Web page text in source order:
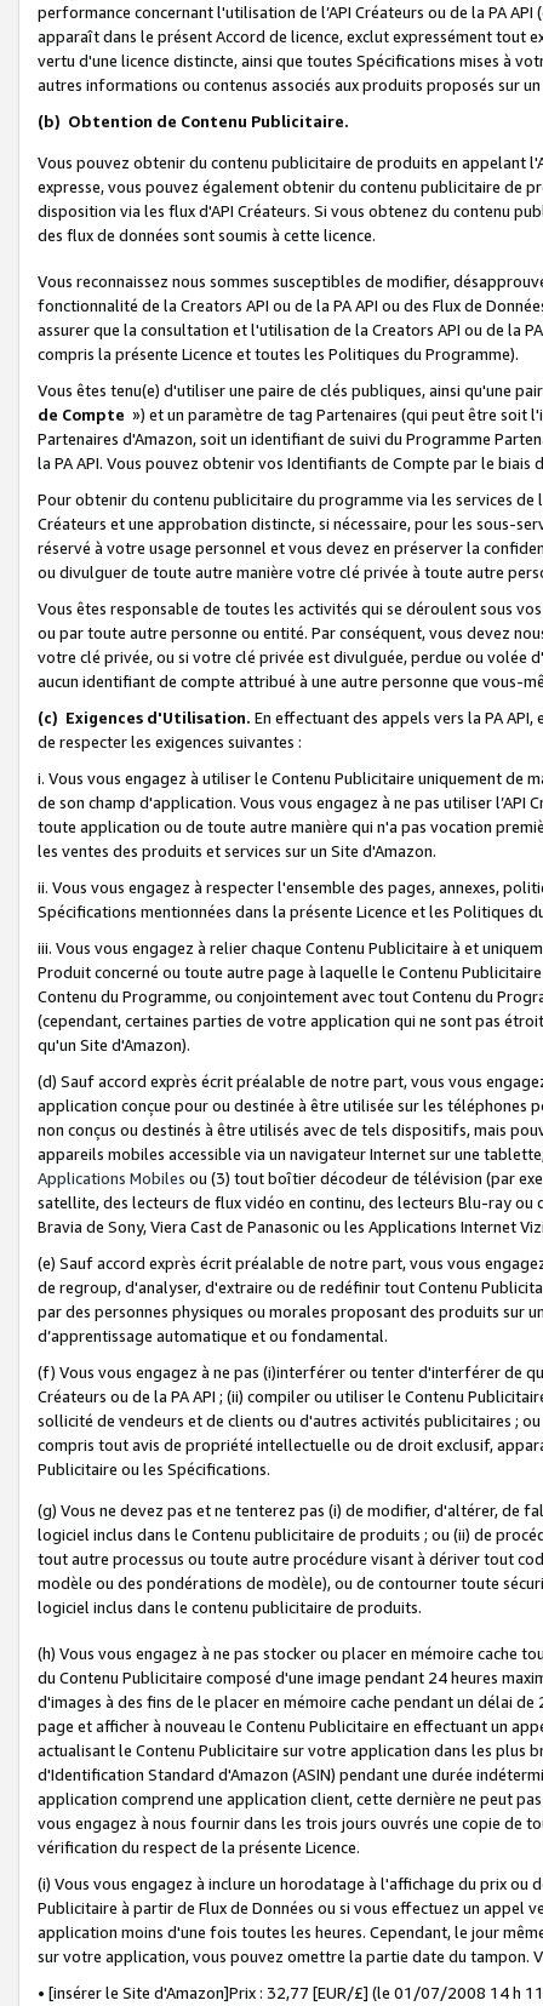
performance concernant l'utilisation de l’API Créateurs ou de la PA
apparaît dans le présent Accord de licence, exclut expressément tout
vertu d'une licence distincte, ainsi que toutes Spécifications mises à
autres informations ou contenus associés aux produits proposés sur
(b) Obtention de Contenu Publicitaire.
Vous pouvez obtenir du contenu publicitaire de produits en appelant
expresse, vous pouvez également obtenir du contenu publicitaire de
disposition via les flux d'API Créateurs. Si vous obtenez du contenu
des flux de données sont soumis à cette licence.
Vous reconnaissez nous sommes susceptibles de modifier,
fonctionnalité de la Creators API ou de la PA API ou des Flux de
assurer que la consultation et l'utilisation de la Creators API ou de la
compris la présente Licence et toutes les Politiques du Programme).
Vous êtes tenu(e) d'utiliser une paire de clés publiques, ainsi qu'une
de Compte ») et un paramètre de tag Partenaires (qui peut être soit
Partenaires d'Amazon, soit un identifiant de suivi du Programme
la PA API. Vous pouvez obtenir vos Identifiants de Compte par le biais
Pour obtenir du contenu publicitaire du programme via les services
Créateurs et une approbation distincte, si nécessaire, pour les sous-
réservé à votre usage personnel et vous devez en préserver la
ou divulguer de toute autre manière votre clé privée à toute autre
Vous êtes responsable de toutes les activités qui se déroulent sous
ou par toute autre personne ou entité. Par conséquent, vous devez
votre clé privée, ou si votre clé privée est divulguée, perdue ou volée
aucun identifiant de compte attribué à une autre personne que vous-
(c) Exigences d'Utilisation. En effectuant des appels vers la PA
de respecter les exigences suivantes :
i. Vous vous engagez à utiliser le Contenu Publicitaire uniquement de
de son champ d'application. Vous vous engagez à ne pas utiliser l’API
toute application ou de toute autre manière qui n'a pas vocation
les ventes des produits et services sur un Site d'Amazon.
ii. Vous vous engagez à respecter l'ensemble des pages, annexes,
Spécifications mentionnées dans la présente Licence et les Politiques
iii. Vous vous engagez à relier chaque Contenu Publicitaire à et
Produit concerné ou toute autre page à laquelle le Contenu
Contenu du Programme, ou conjointement avec tout Contenu du
(cependant, certaines parties de votre application qui ne sont pas
qu'un Site d'Amazon).
(d) Sauf accord exprès écrit préalable de notre part, vous vous
application conçue pour ou destinée à être utilisée sur les téléphones
non conçus ou destinés à être utilisés avec de tels dispositifs, mais
appareils mobiles accessible via un navigateur Internet sur une
Applications Mobiles ou (3) tout boîtier décodeur de télévision (par
satellite, des lecteurs de flux vidéo en continu, des lecteurs Blu-ray
Bravia de Sony, Viera Cast de Panasonic ou les Applications Internet
(e) Sauf accord exprès écrit préalable de notre part, vous vous
de regroup, d'analyser, d'extraire ou de redéfinir tout Contenu
par des personnes physiques ou morales proposant des produits sur
d’apprentissage automatique et ou fondamental.
(f) Vous vous engagez à ne pas (i)interférer ou tenter d'interférer de
Créateurs ou de la PA API ; (ii) compiler ou utiliser le Contenu
sollicité de vendeurs et de clients ou d'autres activités publicitaires ;
compris tout avis de propriété intellectuelle ou de droit exclusif,
Publicitaire ou les Spécifications.
(g) Vous ne devez pas et ne tenterez pas (i) de modifier, d'altérer, de
logiciel inclus dans le Contenu publicitaire de produits ; ou (ii) de
tout autre processus ou toute autre procédure visant à dériver tout
modèle ou des pondérations de modèle), ou de contourner toute
logiciel inclus dans le contenu publicitaire de produits.
(h) Vous vous engagez à ne pas stocker ou placer en mémoire cache
du Contenu Publicitaire composé d'une image pendant 24 heures
d'images à des fins de le placer en mémoire cache pendant un délai
page et afficher à nouveau le Contenu Publicitaire en effectuant un
actualisant le Contenu Publicitaire sur votre application dans les plus
d'Identification Standard d'Amazon (ASIN) pendant une durée
application comprend une application client, cette dernière ne peut
vous engagez à nous fournir dans les trois jours ouvrés une copie de
vérification du respect de la présente Licence.
(i) Vous vous engagez à inclure un horodatage à l'affichage du prix
Publicitaire à partir de Flux de Données ou si vous effectuez un appel
application moins d'une fois toutes les heures. Cependant, le jour
sur votre application, vous pouvez omettre la partie date du tampon.
• [insérer le Site d'Amazon]Prix : 32,77 [EUR/£] (le 01/07/2008 14 h